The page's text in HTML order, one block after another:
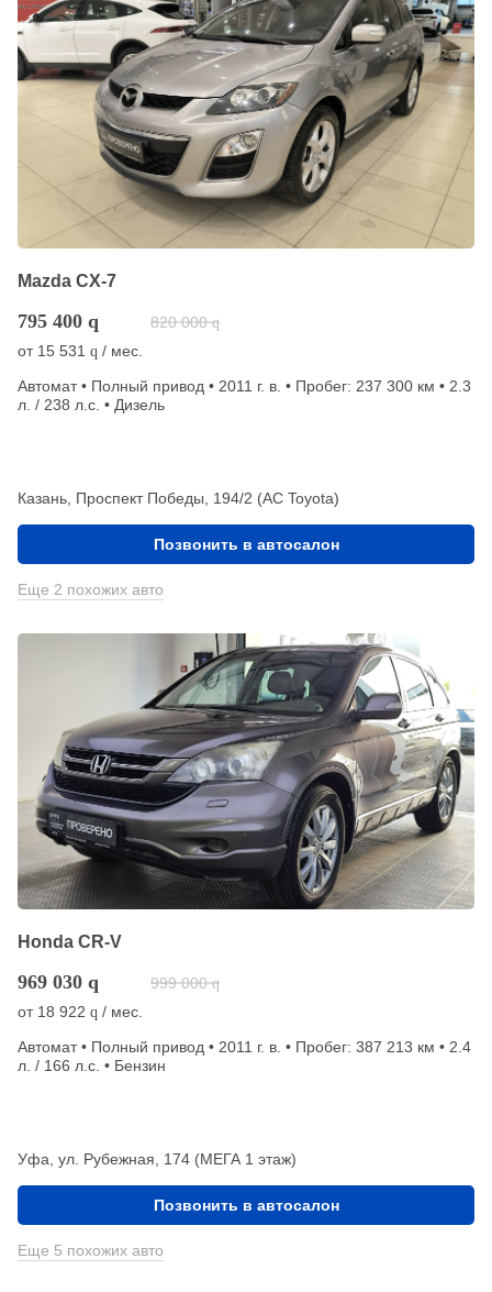
Mazda CX-7
795 400 q 820 000 q
от 15 531 q / мес.
Автомат • Полный привод • 2011 г. в. • Пробег: 237 300 км • 2.3
л. / 238 л.с. • Дизель
Казань, Проспект Победы, 194/2 (АС Toyota)
Позвонить в автосалон
Еще 2 похожих авто
Honda CR-V
969 030 q 999 000 q
от 18 922 q / мес.
Автомат • Полный привод • 2011 г. в. • Пробег: 387 213 км • 2.4
л. / 166 л.с. • Бензин
Уфа, ул. Рубежная, 174 (МЕГА 1 этаж)
Позвонить в автосалон
Еще 5 похожих авто